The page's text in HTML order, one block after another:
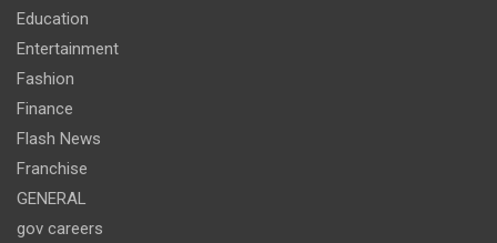
Education
Entertainment
Fashion
Finance
Flash News
Franchise
GENERAL
gov careers